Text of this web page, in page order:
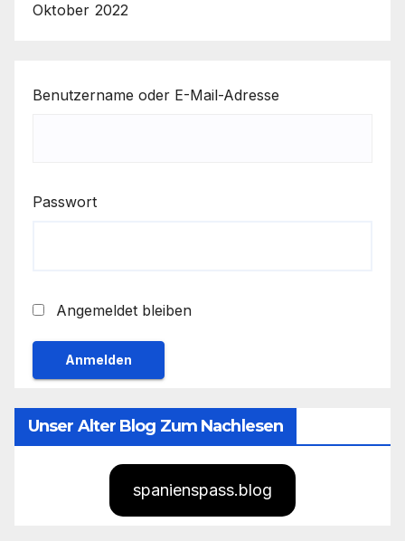
Oktober 2022
Benutzername oder E-Mail-Adresse
Passwort
Angemeldet bleiben
Unser Alter Blog Zum Nachlesen
spanienspass.blog